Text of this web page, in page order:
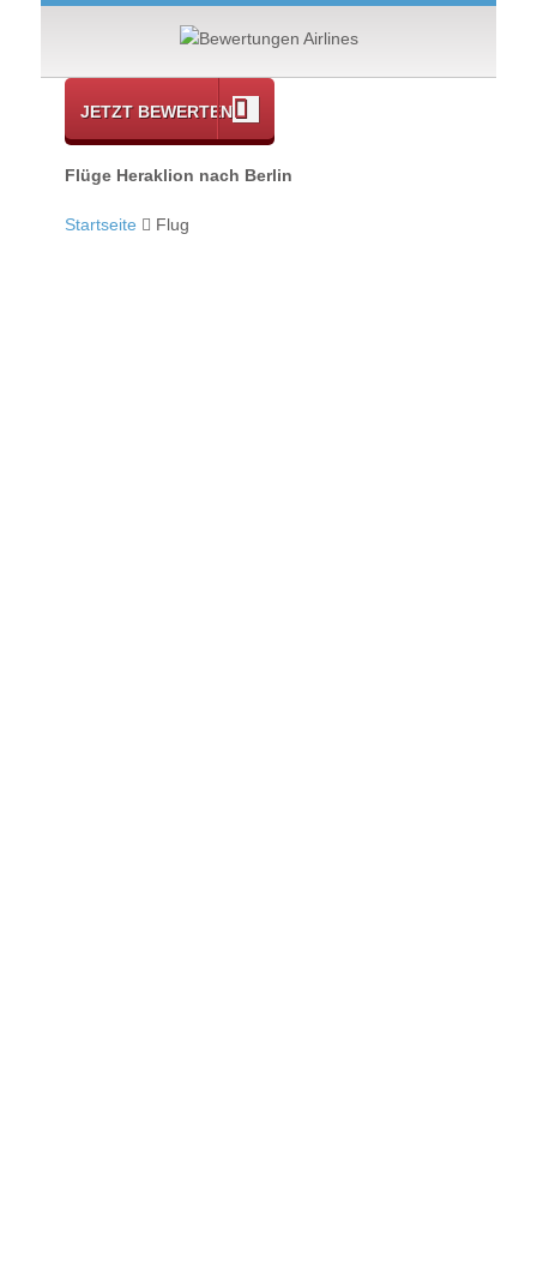
JETZT BEWERTEN
Flüge Heraklion nach Berlin
Startseite Flug